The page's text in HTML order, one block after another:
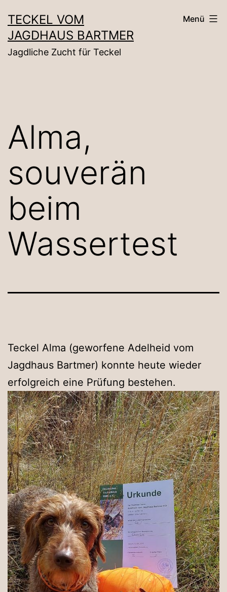
Inhalt
springen
TECKEL VOM
JAGDHAUS BARTMER
Jagdliche Zucht für Teckel
Menü
Alma,
souverän
beim
Wassertest
Teckel Alma (geworfene Adelheid vom
Jagdhaus Bartmer) konnte heute wieder
erfolgreich eine Prüfung bestehen.